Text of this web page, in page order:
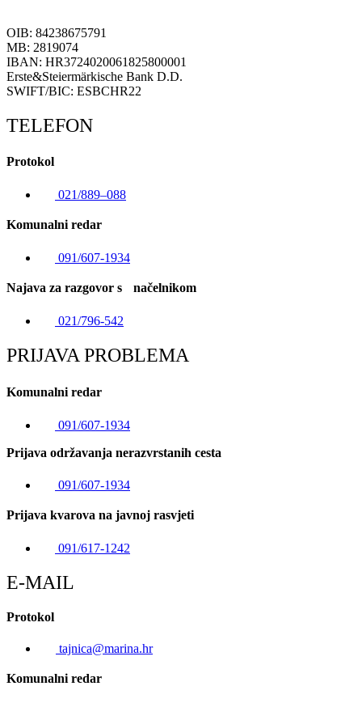
OIB: 84238675791
MB: 2819074
IBAN: HR3724020061825800001
Erste&Steiermärkische Bank D.D.
SWIFT/BIC: ESBCHR22
TELEFON
Protokol
021/889–088
Komunalni redar
091/607-1934
Najava za razgovor s načelnikom
021/796-542
PRIJAVA PROBLEMA
Komunalni redar
091/607-1934
Prijava održavanja nerazvrstanih cesta
091/607-1934
Prijava kvarova na javnoj rasvjeti
091/617-1242
E-MAIL
Protokol
tajnica@marina.hr
Komunalni redar